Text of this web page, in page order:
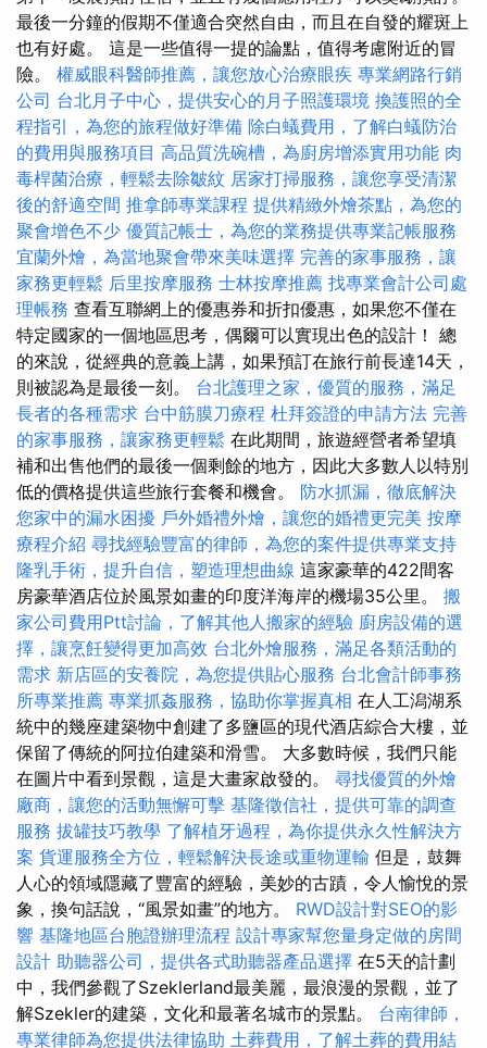
最後一分鐘的假期不僅適合突然自由，而且在自發的耀斑上
也有好處。 這是一些值得一提的論點，值得考慮附近的冒
險。 權威眼科醫師推薦，讓您放心治療眼疾 專業網路行銷
公司 台北月子中心，提供安心的月子照護環境 換護照的全
程指引，為您的旅程做好準備 除白蟻費用，了解白蟻防治
的費用與服務項目 高品質洗碗槽，為廚房增添實用功能 肉
毒桿菌治療，輕鬆去除皺紋 居家打掃服務，讓您享受清潔
後的舒適空間 推拿師專業課程 提供精緻外燴茶點，為您的
聚會增色不少 優質記帳士，為您的業務提供專業記帳服務
宜蘭外燴，為當地聚會帶來美味選擇 完善的家事服務，讓
家務更輕鬆 后里按摩服務 士林按摩推薦 找專業會計公司處
理帳務 查看互聯網上的優惠券和折扣優惠，如果您不僅在
特定國家的一個地區思考，偶爾可以實現出色的設計！ 總
的來說，從經典的意義上講，如果預訂在旅行前長達14天，
則被認為是最後一刻。 台北護理之家，優質的服務，滿足
長者的各種需求 台中筋膜刀療程 杜拜簽證的申請方法 完善
的家事服務，讓家務更輕鬆 在此期間，旅遊經營者希望填
補和出售他們的最後一個剩餘的地方，因此大多數人以特別
低的價格提供這些旅行套餐和機會。 防水抓漏，徹底解決
您家中的漏水困擾 戶外婚禮外燴，讓您的婚禮更完美 按摩
療程介紹 尋找經驗豐富的律師，為您的案件提供專業支持
隆乳手術，提升自信，塑造理想曲線 這家豪華的422間客
房豪華酒店位於風景如畫的印度洋海岸的機場35公里。 搬
家公司費用Ptt討論，了解其他人搬家的經驗 廚房設備的選
擇，讓烹飪變得更加高效 台北外燴服務，滿足各類活動的
需求 新店區的安養院，為您提供貼心服務 台北會計師事務
所專業推薦 專業抓姦服務，協助你掌握真相 在人工潟湖系
統中的幾座建築物中創建了多鹽區的現代酒店綜合大樓，並
保留了傳統的阿拉伯建築和滑雪。 大多數時候，我們只能
在圖片中看到景觀，這是大畫家啟發的。 尋找優質的外燴
廠商，讓您的活動無懈可擊 基隆徵信社，提供可靠的調查
服務 拔罐技巧教學 了解植牙過程，為你提供永久性解決方
案 貨運服務全方位，輕鬆解決長途或重物運輸 但是，鼓舞
人心的領域隱藏了豐富的經驗，美妙的古蹟，令人愉悅的景
象，換句話說，“風景如畫”的地方。 RWD設計對SEO的影
響 基隆地區台胞證辦理流程 設計專家幫您量身定做的房間
設計 助聽器公司，提供各式助聽器產品選擇 在5天的計劃
中，我們參觀了Szeklerland最美麗，最浪漫的景觀，並了
解Szekler的建築，文化和最著名城市的景點。 台南律師，
專業律師為您提供法律協助 土葬費用，了解土葬的費用結